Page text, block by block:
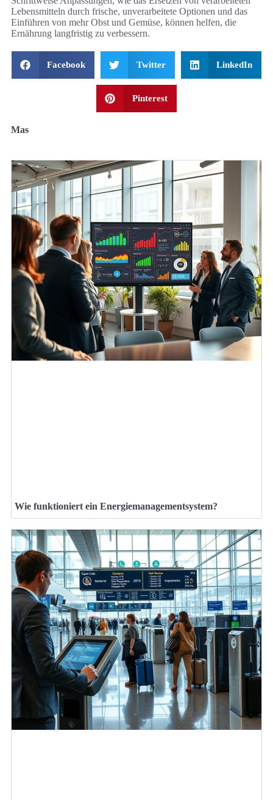
Lebensmitteln durch frische, unverarbeitete Optionen und das
Einführen von mehr Obst und Gemüse, können helfen, die
Ernährung langfristig zu verbessern.
Facebook Twitter LinkedIn
Pinterest
Mas
Wie funktioniert ein Energiemanagementsystem?